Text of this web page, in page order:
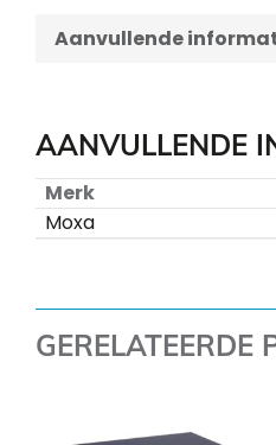
Aanvullende
AANVULLENDE
Merk
Moxa
GERELATEERDE